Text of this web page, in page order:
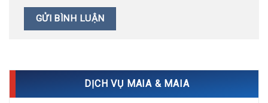
DỊCH VỤ MAIA & MAIA